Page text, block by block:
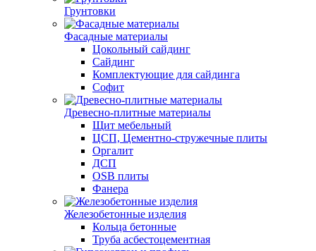
Грунтовки
Фасадные материалы
Цокольный сайдинг
Сайдинг
Комплектующие для сайдинга
Софит
Древесно-плитные материалы
Щит мебельный
ЦСП, Цементно-стружечные плиты
Оргалит
ДСП
OSB плиты
Фанера
Железобетонные изделия
Кольца бетонные
Труба асбестоцементная